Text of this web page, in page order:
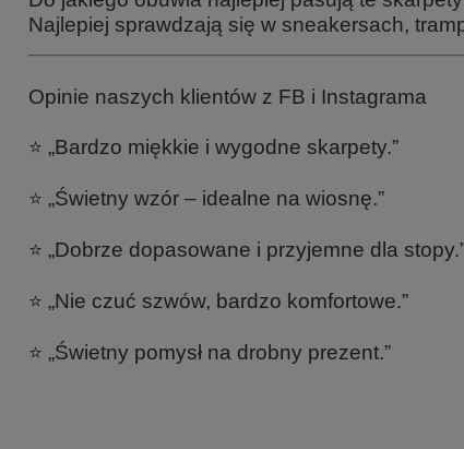
Najlepiej sprawdzają się w sneakersach,
Opinie naszych klientów z FB i Instagrama
⭐ „Bardzo miękkie i wygodne skarpety.”
⭐ „Świetny wzór – idealne na wiosnę.”
⭐ „Dobrze dopasowane i przyjemne dla
⭐ „Nie czuć szwów, bardzo komfortowe.”
⭐ „Świetny pomysł na drobny prezent.”